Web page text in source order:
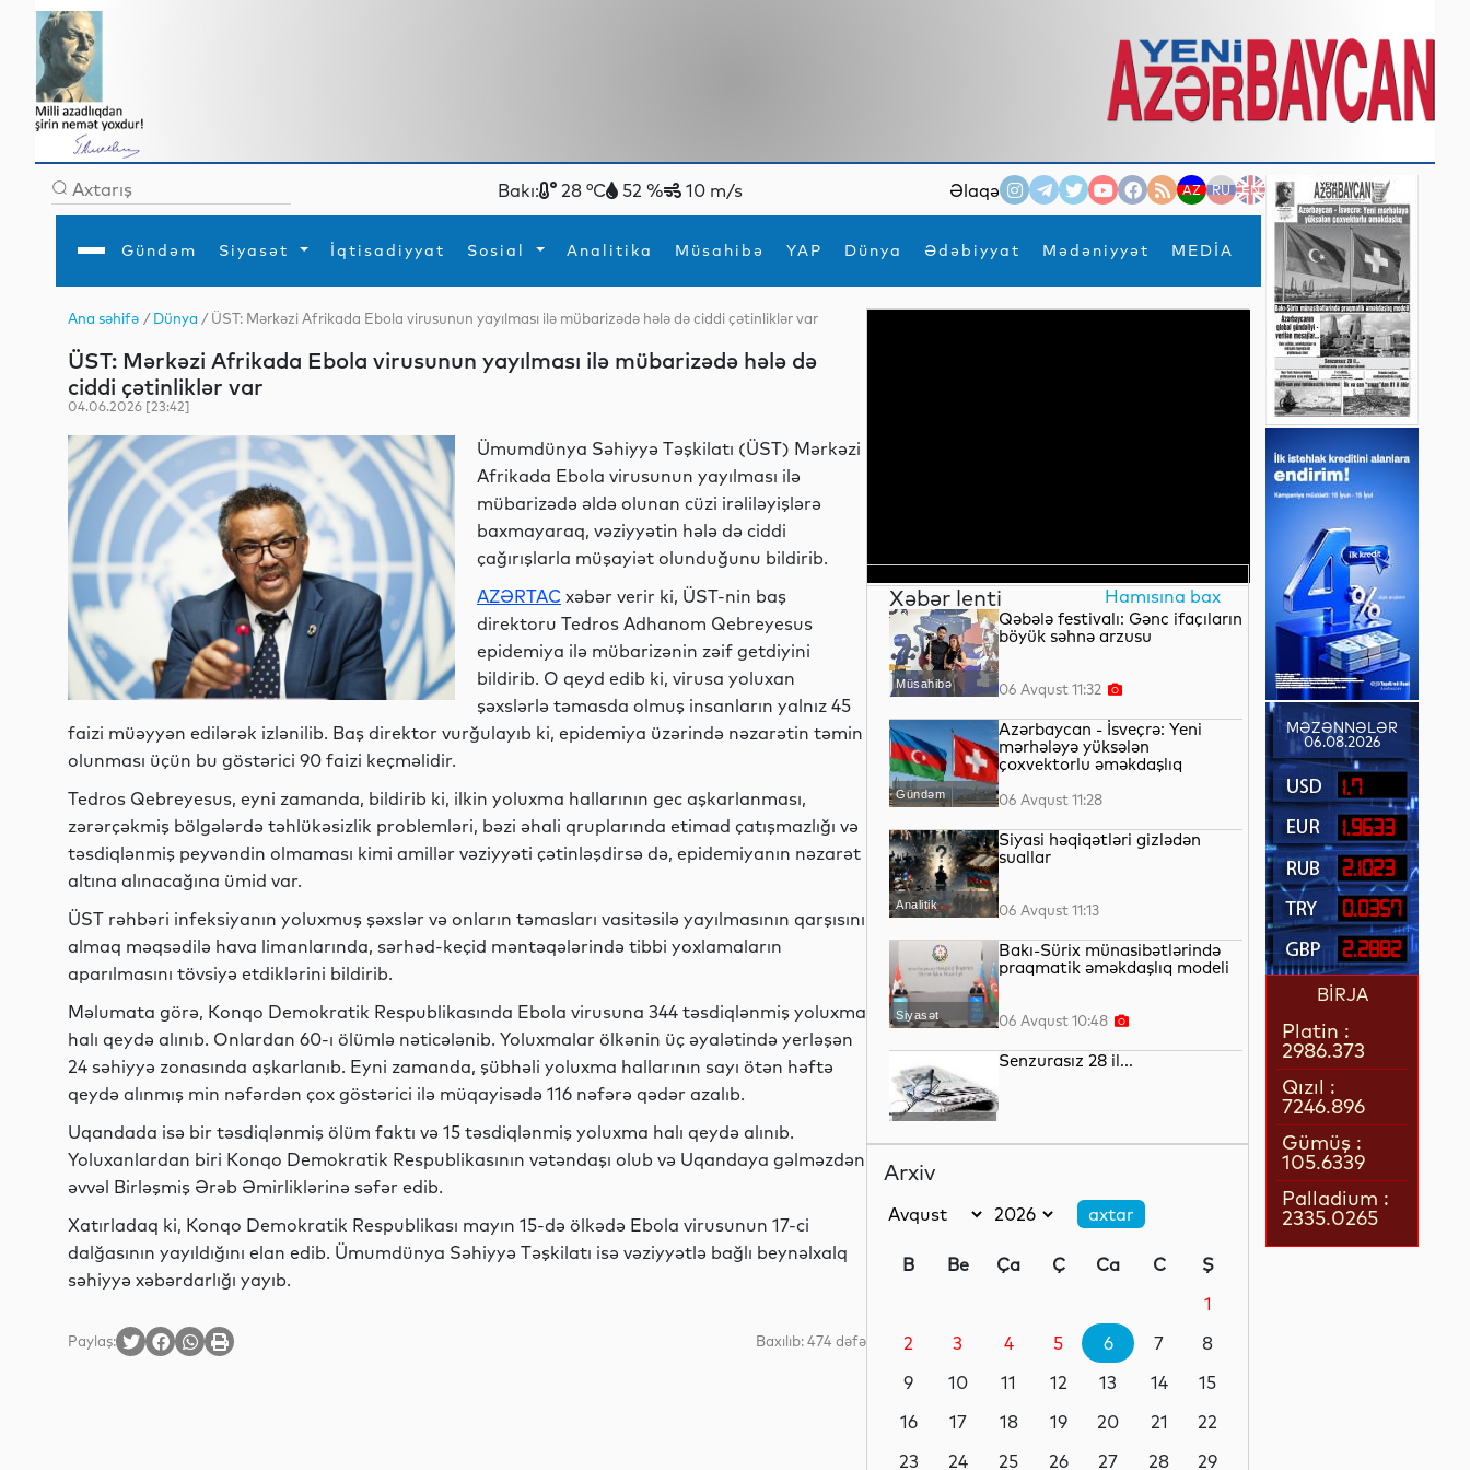
Bakı: 28 °C 52 % 10 m/s Əlaqə AZ RU EN
Gündəm Siyasət İqtisadiyyat Sosial Analitika Müsahibə YAP Dünya Ədəbiyyat Mədəniyyət MEDİA
×
Ana səhifə
Gündəm
İqtisadiyyat
YAP
Analitika
Mədəniyyət
Müsahibə
MEDİA
Xarici siyasətTurizm
Diaspor
İdmanYeni texnologiyalar
Ana səhifə /Dünya / ÜST: Mərkəzi Afrikada Ebola virusunun yayılması ilə mübarizədə hələ də ciddi çətinliklər var
ÜST: Mərkəzi Afrikada Ebola virusunun yayılması ilə mübarizədə hələ də
ciddi çətinliklər var
04.06.2026 [23:42]
Ümumdünya Səhiyyə Təşkilatı (ÜST) Mərkəzi
Afrikada Ebola virusunun yayılması ilə
mübarizədə əldə olunan cüzi irəliləyişlərə
baxmayaraq, vəziyyətin hələ də ciddi
çağırışlarla müşayiət olunduğunu bildirib.
AZƏRTAC xəbər verir ki, ÜST-nin baş
direktoru Tedros Adhanom Qebreyesus
epidemiya ilə mübarizənin zəif getdiyini
bildirib. O qeyd edib ki, virusa yoluxan
şəxslərlə təmasda olmuş insanların yalnız 45
faizi müəyyən edilərək izlənilib. Baş direktor vurğulayıb ki, epidemiya üzərində nəzarətin təmin
olunması üçün bu göstərici 90 faizi keçməlidir.
Tedros Qebreyesus, eyni zamanda, bildirib ki, ilkin yoluxma hallarının gec aşkarlanması,
zərərçəkmiş bölgələrdə təhlükəsizlik problemləri, bəzi əhali qruplarında etimad çatışmazlığı və
təsdiqlənmiş peyvəndin olmaması kimi amillər vəziyyəti çətinləşdirsə də, epidemiyanın nəzarət
altına alınacağına ümid var.
ÜST rəhbəri infeksiyanın yoluxmuş şəxslər və onların təmasları vasitəsilə yayılmasının qarşısını
almaq məqsədilə hava limanlarında, sərhəd-keçid məntəqələrində tibbi yoxlamaların
aparılmasını tövsiyə etdiklərini bildirib.
Məlumata görə, Konqo Demokratik Respublikasında Ebola virusuna 344 təsdiqlənmiş yoluxma
halı qeydə alınıb. Onlardan 60-ı ölümlə nəticələnib. Yoluxmalar ölkənin üç əyalətində yerləşən
24 səhiyyə zonasında aşkarlanıb. Eyni zamanda, şübhəli yoluxma hallarının sayı ötən həftə
qeydə alınmış min nəfərdən çox göstərici ilə müqayisədə 116 nəfərə qədər azalıb.
Uqandada isə bir təsdiqlənmiş ölüm faktı və 15 təsdiqlənmiş yoluxma halı qeydə alınıb.
Yoluxanlardan biri Konqo Demokratik Respublikasının vətəndaşı olub və Uqandaya gəlməzdən
əvvəl Birləşmiş Ərəb Əmirliklərinə səfər edib.
Xatırladaq ki, Konqo Demokratik Respublikası mayın 15-də ölkədə Ebola virusunun 17-ci
dalğasının yayıldığını elan edib. Ümumdünya Səhiyyə Təşkilatı isə vəziyyətlə bağlı beynəlxalq
səhiyyə xəbərdarlığı yayıb.
Paylaş: Baxılıb: 474 dəfə
Xəbər lenti Hamısına bax
Müsahibə
Qəbələ festivalı: Gənc ifaçıların
böyük səhnə arzusu
06 Avqust 11:32
Gündəm
Azərbaycan - İsveçrə: Yeni
mərhələyə yüksələn
çoxvektorlu əməkdaşlıq
06 Avqust 11:28
Analitik
Siyasi həqiqətləri gizlədən
suallar
06 Avqust 11:13
Siyasət
Bakı-Sürix münasibətlərində
praqmatik əməkdaşlıq modeli
06 Avqust 10:48
Gündəm
Senzurasız 28 il...
Analitik 06 Avqust 09:55
Analitik
NATO-nun yeni təhlükəsizlik
06 Avqust 09:40
Arxiv
B Be Ça Ç Ca C
Ş
1
2
3 4 5 6 7
8
9
10 11 12 13 14
15
16
17 18 19 20 21
22
23
24 25 26 27 28
29
MƏZƏNNƏLƏR
06.08.2026
1.7
1.9633
2.1023
0.0357
2.2882
BİRJA
Platin :
2986.373
Qızıl :
7246.896
Gümüş :
105.6339
Palladium :
2335.0265